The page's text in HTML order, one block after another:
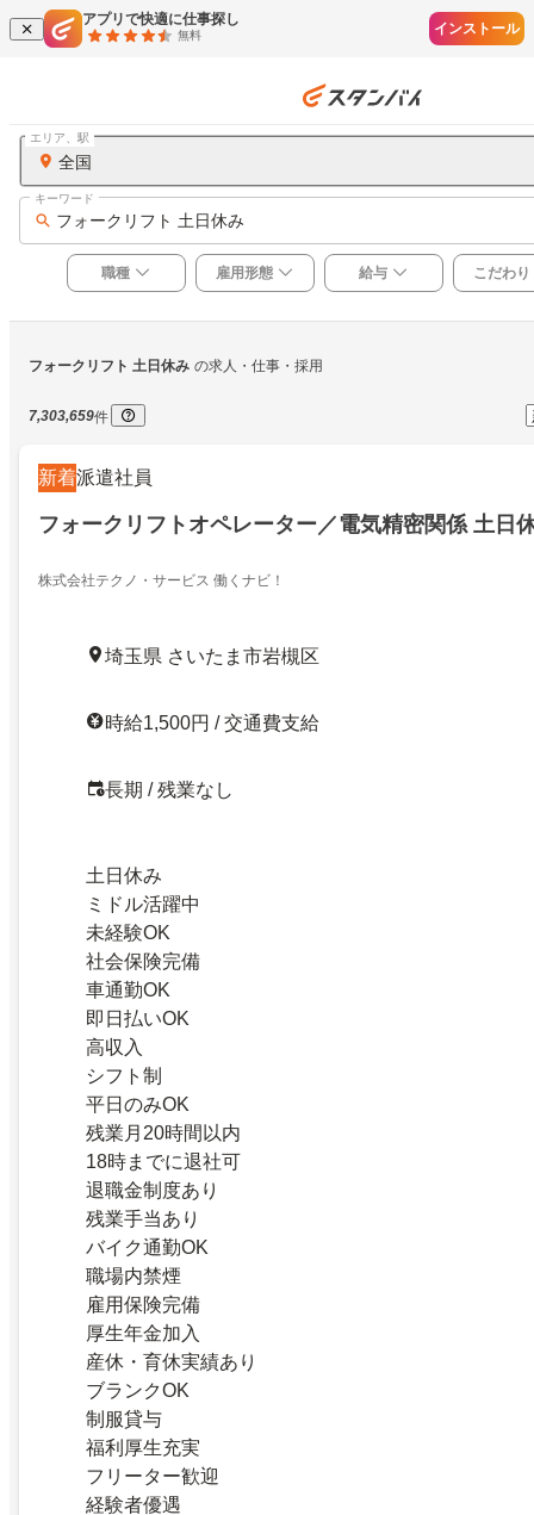
アプリで快適に仕事探し
無料 インストール
全国
エリア、駅
フォークリフト 土日休み
キーワード
職種 雇用形態 給与 こだわり
フォークリフト 土日休み の求人・仕事・採用
7,303,659件
新着派遣社員
フォークリフトオペレーター／電気精密関係 土日
株式会社テクノ・サービス 働くナビ！
埼玉県 さいたま市岩槻区
時給1,500円 / 交通費支給
長期 / 残業なし
土日休み
ミドル活躍中
未経験OK
社会保険完備
車通勤OK
即日払いOK
高収入
シフト制
平日のみOK
残業月20時間以内
18時までに退社可
退職金制度あり
残業手当あり
バイク通勤OK
職場内禁煙
雇用保険完備
厚生年金加入
産休・育休実績あり
ブランクOK
制服貸与
福利厚生充実
フリーター歓迎
経験者優遇